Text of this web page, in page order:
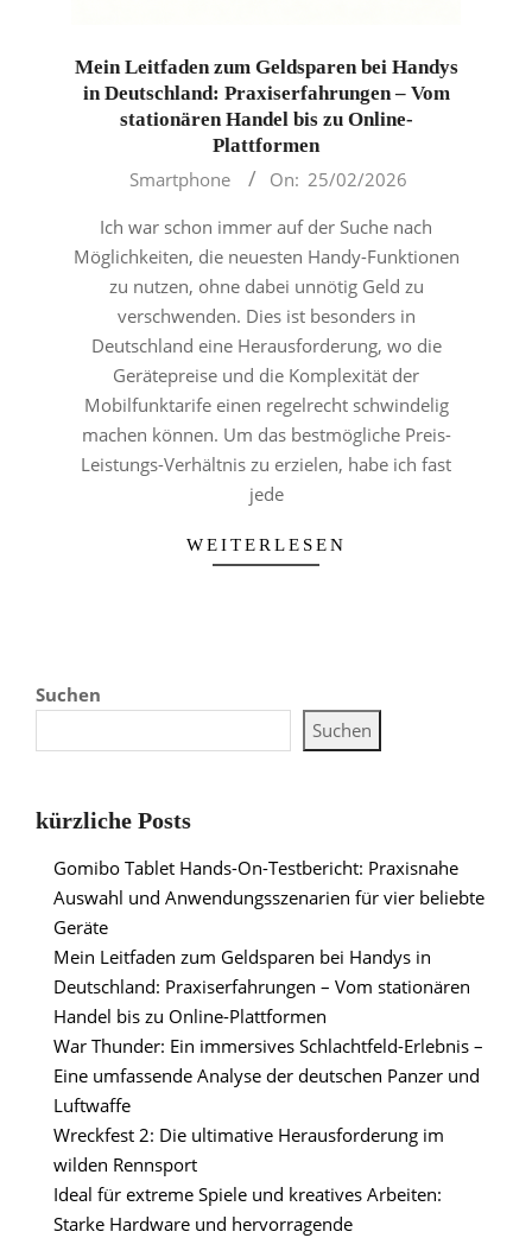
Mein Leitfaden zum Geldsparen bei Handys
in Deutschland: Praxiserfahrungen – Vom
stationären Handel bis zu Online-
Plattformen
Smartphone On: 25/02/2026
Ich war schon immer auf der Suche nach
Möglichkeiten, die neuesten Handy-Funktionen
zu nutzen, ohne dabei unnötig Geld zu
verschwenden. Dies ist besonders in
Deutschland eine Herausforderung, wo die
Gerätepreise und die Komplexität der
Mobilfunktarife einen regelrecht schwindelig
machen können. Um das bestmögliche Preis-
Leistungs-Verhältnis zu erzielen, habe ich fast
jede
WEITERLESEN
Suchen
Suchen
kürzliche Posts
Gomibo Tablet Hands-On-Testbericht: Praxisnahe
Auswahl und Anwendungsszenarien für vier beliebte
Geräte
Mein Leitfaden zum Geldsparen bei Handys in
Deutschland: Praxiserfahrungen – Vom stationären
Handel bis zu Online-Plattformen
War Thunder: Ein immersives Schlachtfeld-Erlebnis –
Eine umfassende Analyse der deutschen Panzer und
Luftwaffe
Wreckfest 2: Die ultimative Herausforderung im
wilden Rennsport
Ideal für extreme Spiele und kreatives Arbeiten:
Starke Hardware und hervorragende